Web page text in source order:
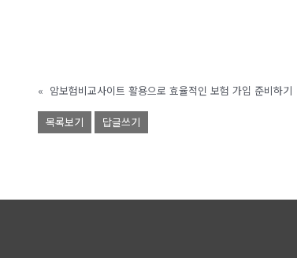
« 암보험비교사이트 활용으로 효율적인 보험 가입 준비하기
목록보기 답글쓰기